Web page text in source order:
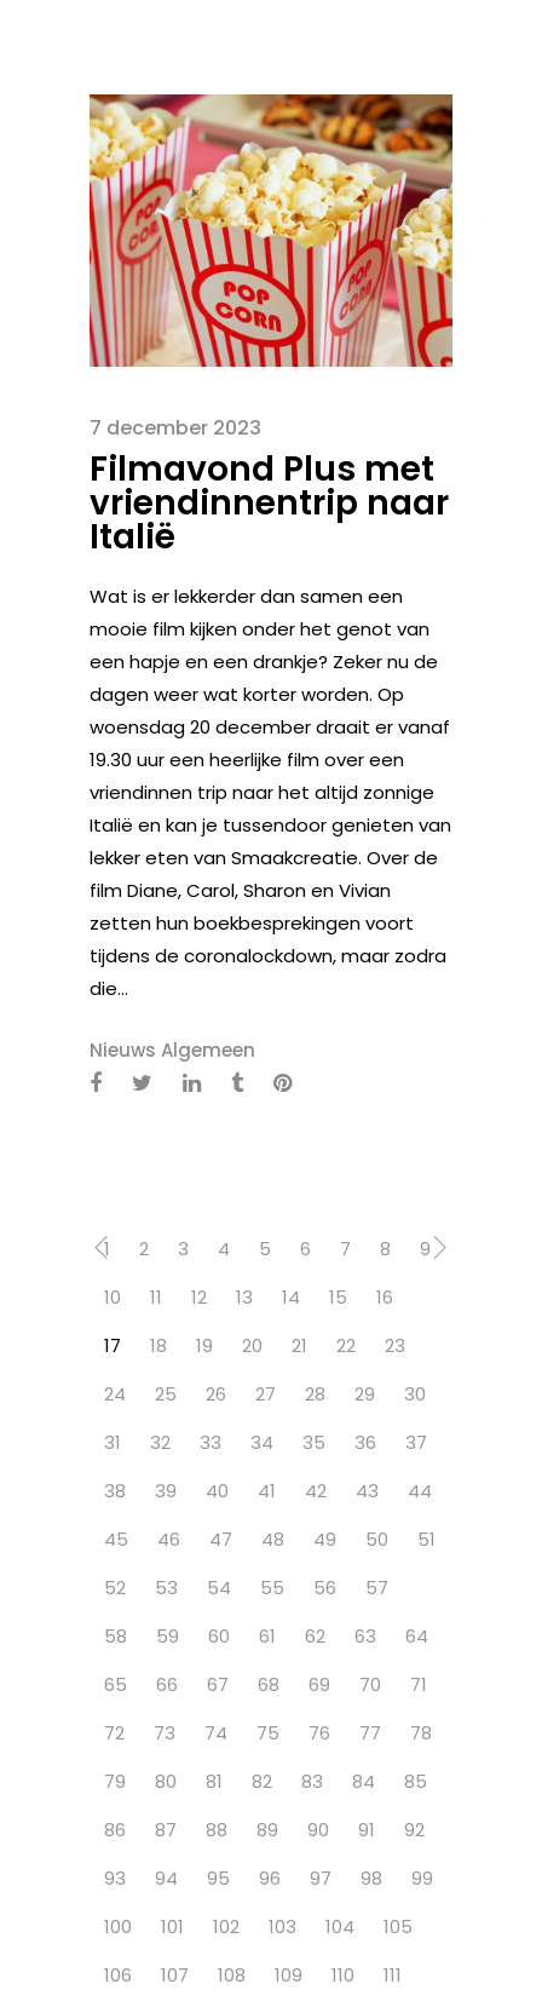
7 december 2023
Filmavond Plus met
vriendinnentrip naar
Italië
Wat is er lekkerder dan samen een
mooie film kijken onder het genot van
een hapje en een drankje? Zeker nu de
dagen weer wat korter worden. Op
woensdag 20 december draait er vanaf
19.30 uur een heerlijke film over een
vriendinnen trip naar het altijd zonnige
Italië en kan je tussendoor genieten van
lekker eten van Smaakcreatie. Over de
film Diane, Carol, Sharon en Vivian
zetten hun boekbesprekingen voort
tijdens de coronalockdown, maar zodra
die...
Nieuws Algemeen
1 2 3 4 5 6 7 8
9
10
11 12 13 14 15
16
17
18 19 20 21 22
23
24
25 26 27 28 29
30
31
32 33 34 35 36
37
38
39 40 41 42 43
44
45
46 47 48 49 50
51
52
53 54 55 56
57
58
59 60 61 62 63
64
65
66 67 68 69 70
71
72
73 74 75 76 77
78
79
80 81 82 83 84
85
86
87 88 89 90 91
92
93
94 95 96 97 98
99
100
101 102 103 104
105
106
107 108 109 110 111